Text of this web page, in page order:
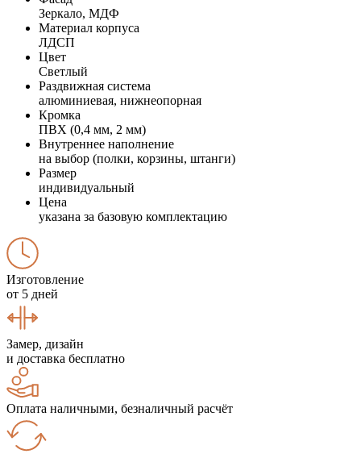
Зеркало, МДФ
Материал корпуса
ЛДСП
Цвет
Светлый
Раздвижная система
алюминиевая, нижнеопорная
Кромка
ПВХ (0,4 мм, 2 мм)
Внутреннее наполнение
на выбор (полки, корзины, штанги)
Размер
индивидуальный
Цена
указана за базовую комплектацию
Изготовление
от 5 дней
Замер, дизайн
и доставка бесплатно
Оплата наличными, безналичный расчёт